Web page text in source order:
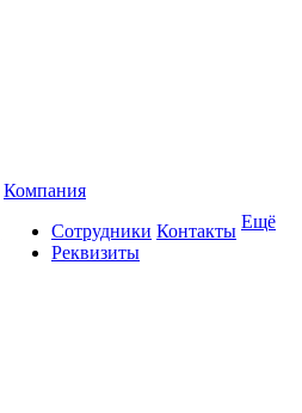
Компания
Сотрудники
Реквизиты
Контакты Ещё